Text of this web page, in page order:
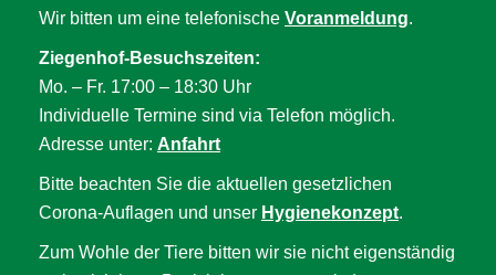
Wir bitten um eine telefonische Voranmeldung.
Ziegenhof-Besuchszeiten:
Mo. – Fr. 17:00 – 18:30 Uhr
Individuelle Termine sind via Telefon möglich.
Adresse unter: Anfahrt
Bitte beachten Sie die aktuellen gesetzlichen
Corona-Auflagen und unser Hygienekonzept.
Zum Wohle der Tiere bitten wir sie nicht eigenständig